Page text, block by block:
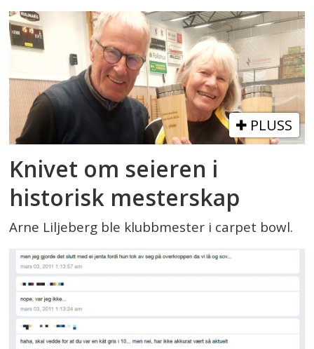
PLUSS
Knivet om seieren i
historisk mesterskap
Arne Liljeberg ble klubbmester i carpet bowl.